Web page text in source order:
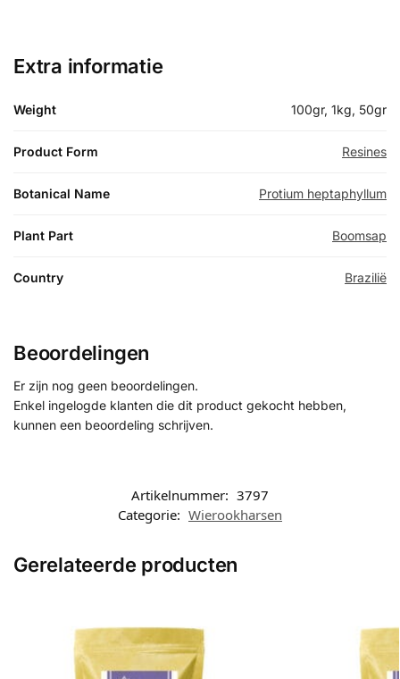
Extra informatie
Weight 100gr, 1kg, 50gr
Product Form Resines
Botanical Name Protium heptaphyllum
Plant Part Boomsap
Country Brazilië
Beoordelingen
Er zijn nog geen beoordelingen.
Enkel ingelogde klanten die dit product gekocht hebben,
kunnen een beoordeling schrijven.
Artikelnummer: 3797
Categorie: Wierookharsen
Gerelateerde producten